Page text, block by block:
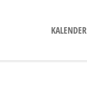
KALENDER